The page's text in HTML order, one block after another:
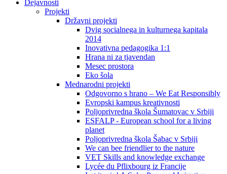
Dejavnosti
Projekti
Državni projekti
Dvig socialnega in kulturnega kapitala
2014
Inovativna pedagogika 1:1
Hrana ni za tjavendan
Mesec prostora
Eko šola
Mednarodni projekti
Odgovorno s hrano – We Eat Responsibly
Evropski kampus kreativnosti
Poljoprivredna škola Šumatovac v Srbiji
ESFALP - European school for a living
planet
Poljoprivredna škola Šabac v Srbiji
We can bee friendlier to the nature
VET Skills and knowledge exchange
Lycée du Pflixbourg iz Francije